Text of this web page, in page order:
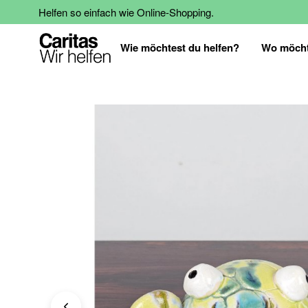
Helfen so einfach wie Online-Shopping.
Wie möchtest du helfen? Wo